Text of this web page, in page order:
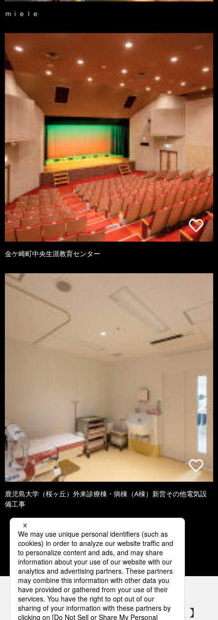
ｍｉｅｌｅ
金ケ崎町中央生涯教育センター
鹿児島大学（桜ヶ丘）外来診療棟・病棟（A棟）新営その他電気設
備工事
1 2 3 4 5
パナソニックの電気設備 SNSアカウント